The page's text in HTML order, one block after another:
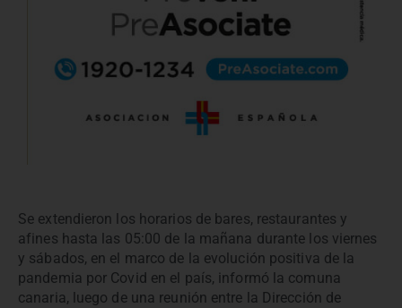
Se extendieron los horarios de bares, restaurantes y
afines hasta las 05:00 de la mañana durante los viernes
y sábados, en el marco de la evolución positiva de la
pandemia por Covid en el país, informó la comuna
canaria, luego de una reunión entre la Dirección de